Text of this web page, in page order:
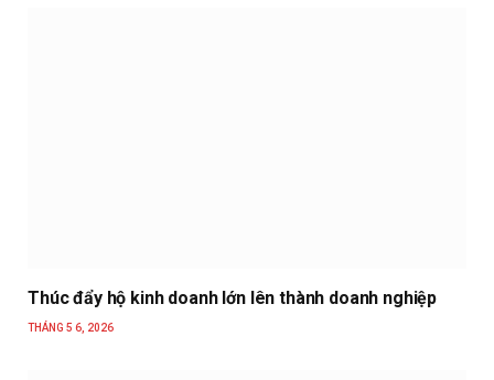
Thúc đẩy hộ kinh doanh lớn lên thành doanh nghiệp
THÁNG 5 6, 2026